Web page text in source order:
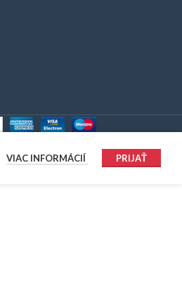
VIAC INFORMÁCIÍ PRIJAŤ